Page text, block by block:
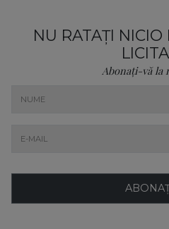
NU RATAȚI NICIO
Abonați-vă la